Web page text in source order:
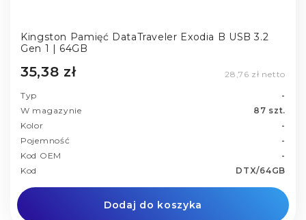
Kingston Pamięć DataTraveler Exodia B USB 3.2
Gen 1 | 64GB
35,38 zł 28,76 zł netto
Typ
-
W magazynie
87 szt.
Kolor
-
Pojemność
-
Kod OEM
-
Kod
DTX/64GB
Dodaj do koszyka